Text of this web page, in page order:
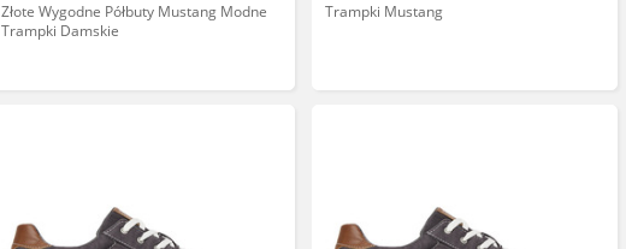
Złote Wygodne Półbuty Mustang Modne
Trampki Damskie
Trampki Mustang